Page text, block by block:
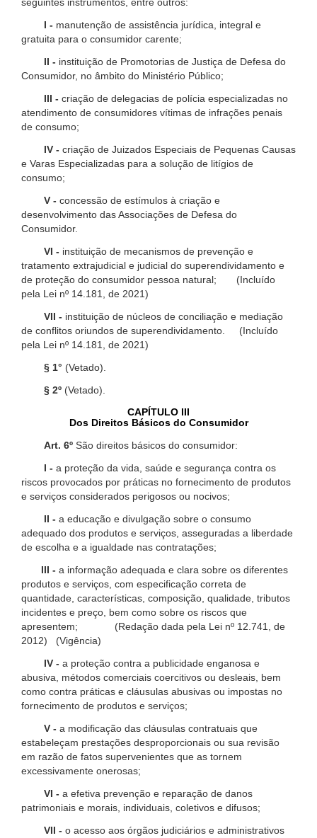
seguintes instrumentos, entre outros:
I - manutenção de assistência jurídica, integral e
gratuita para o consumidor carente;
II - instituição de Promotorias de Justiça de Defesa do
Consumidor, no âmbito do Ministério Público;
III - criação de delegacias de polícia especializadas no
atendimento de consumidores vítimas de infrações penais
de consumo;
IV - criação de Juizados Especiais de Pequenas Causas
e Varas Especializadas para a solução de litígios de
consumo;
V - concessão de estímulos à criação e
desenvolvimento das Associações de Defesa do
Consumidor.
VI - instituição de mecanismos de prevenção e
tratamento extrajudicial e judicial do superendividamento e
de proteção do consumidor pessoa natural; (Incluído
pela Lei nº 14.181, de 2021)
VII - instituição de núcleos de conciliação e mediação
de conflitos oriundos de superendividamento. (Incluído
pela Lei nº 14.181, de 2021)
§ 1° (Vetado).
§ 2º (Vetado).
CAPÍTULO III
Dos Direitos Básicos do Consumidor
Art. 6º São direitos básicos do consumidor:
I - a proteção da vida, saúde e segurança contra os
riscos provocados por práticas no fornecimento de produtos
e serviços considerados perigosos ou nocivos;
II - a educação e divulgação sobre o consumo
adequado dos produtos e serviços, asseguradas a liberdade
de escolha e a igualdade nas contratações;
III - a informação adequada e clara sobre os diferentes
produtos e serviços, com especificação correta de
quantidade, características, composição, qualidade, tributos
incidentes e preço, bem como sobre os riscos que
apresentem; (Redação dada pela Lei nº 12.741, de
2012) (Vigência)
IV - a proteção contra a publicidade enganosa e
abusiva, métodos comerciais coercitivos ou desleais, bem
como contra práticas e cláusulas abusivas ou impostas no
fornecimento de produtos e serviços;
V - a modificação das cláusulas contratuais que
estabeleçam prestações desproporcionais ou sua revisão
em razão de fatos supervenientes que as tornem
excessivamente onerosas;
VI - a efetiva prevenção e reparação de danos
patrimoniais e morais, individuais, coletivos e difusos;
VII - o acesso aos órgãos judiciários e administrativos